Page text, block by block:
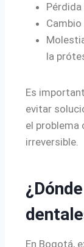
la
Es
evitar
el problema
irreversible.
En Bogotá,